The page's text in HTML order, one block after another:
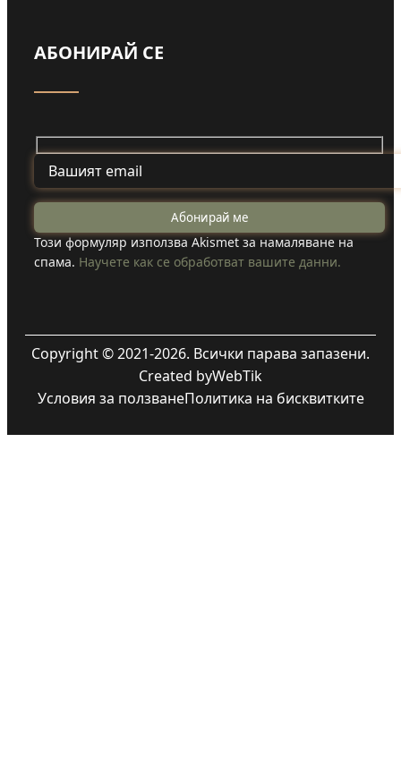
АБОНИРАЙ СЕ
Този формуляр използва Akismet за намаляване на
спама. Научете как се обработват вашите данни.
Copyright © 2021-2026. Всички парава запазени.
Created byWebTik
Условия за ползванеПолитика на бисквитките